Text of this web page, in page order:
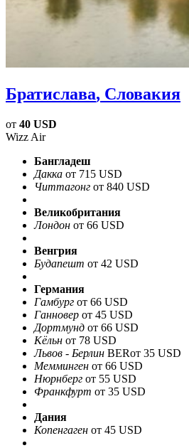
Братислава, Словакия
от 40 USD
Wizz Air
Бангладеш
Дакка от 715 USD
Читтагонг от 840 USD
Великобритания
Лондон от 66 USD
Венгрия
Будапешт от 42 USD
Германия
Гамбург от 66 USD
Ганновер от 45 USD
Дортмунд от 66 USD
Кёльн от 78 USD
Львов - Берлин BERот 35 USD
Мемминген от 66 USD
Нюрнберг от 55 USD
Франкфурт от 35 USD
Дания
Копенгаген от 45 USD